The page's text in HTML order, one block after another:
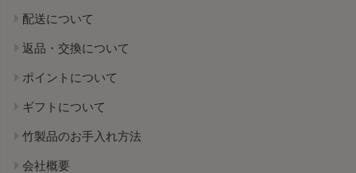
配送について
返品・交換について
ポイントについて
ギフトについて
竹製品のお手入れ方法
会社概要